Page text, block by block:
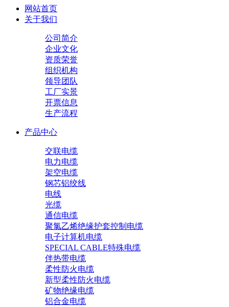
网站首页
关于我们
公司简介
企业文化
资质荣誉
组织机构
领导团队
工厂实景
开票信息
生产流程
产品中心
交联电缆
电力电缆
架空电缆
钢芯铝绞线
电线
光缆
通信电缆
聚氯乙烯绝缘护套控制电缆
电子计算机电缆
SPECIAL CABLE特殊电缆
伴热带电缆
柔性防火电缆
新型柔性防火电缆
矿物绝缘电缆
铝合金电缆